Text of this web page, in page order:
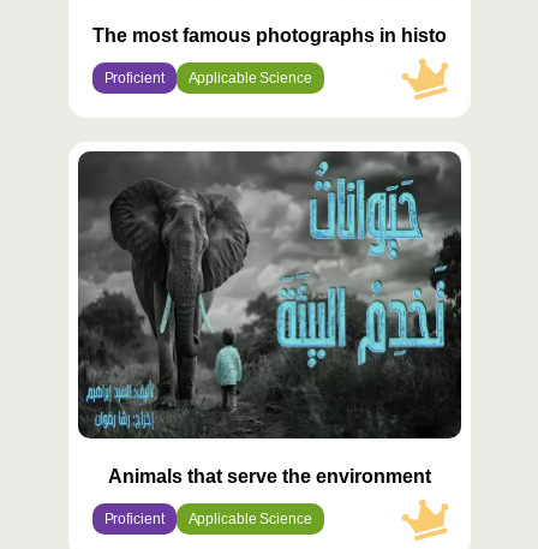
The most famous photographs in history 2
Proficient Applicable Science
محتوى
Animals that serve the environment
Proficient Applicable Science